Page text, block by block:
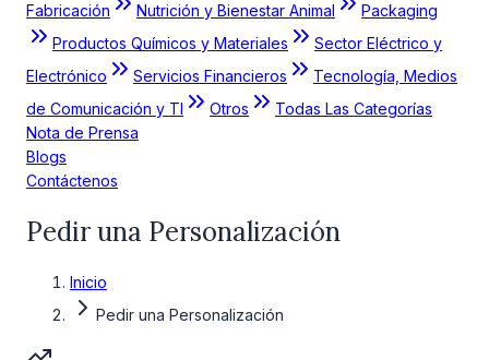
Fabricación
Nutrición y Bienestar Animal
Packaging
Productos Químicos y Materiales
Sector Eléctrico y
Electrónico
Servicios Financieros
Tecnología, Medios
de Comunicación y TI
Otros
Todas Las Categorías
Nota de Prensa
Blogs
Contáctenos
Pedir una Personalización
Inicio
Pedir una Personalización